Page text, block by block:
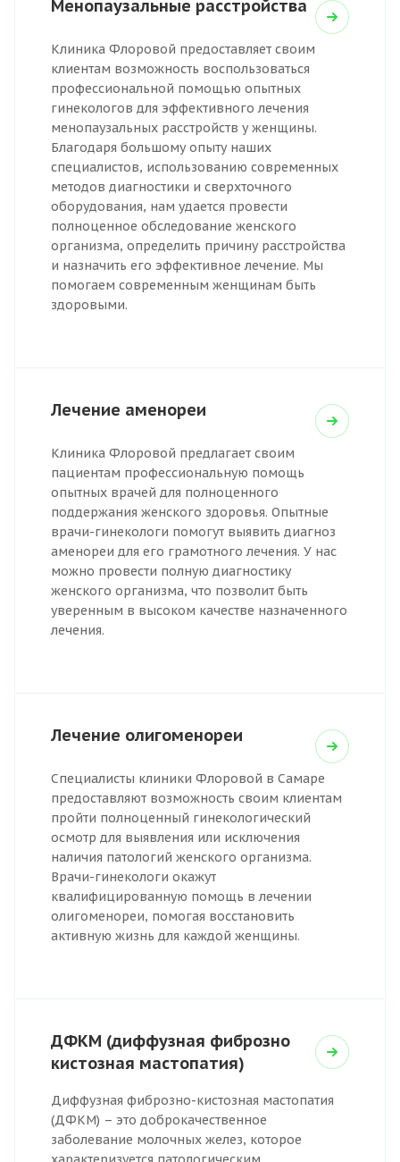
Менопаузальные расстройства
Клиника Флоровой предоставляет своим
клиентам возможность воспользоваться
профессиональной помощью опытных
гинекологов для эффективного лечения
менопаузальных расстройств у женщины.
Благодаря большому опыту наших
специалистов, использованию современных
методов диагностики и сверхточного
оборудования, нам удается провести
полноценное обследование женского
организма, определить причину расстройства
и назначить его эффективное лечение. Мы
помогаем современным женщинам быть
здоровыми.
Лечение аменореи
Клиника Флоровой предлагает своим
пациентам профессиональную помощь
опытных врачей для полноценного
поддержания женского здоровья. Опытные
врачи-гинекологи помогут выявить диагноз
аменореи для его грамотного лечения. У нас
можно провести полную диагностику
женского организма, что позволит быть
уверенным в высоком качестве назначенного
лечения.
Лечение олигоменореи
Специалисты клиники Флоровой в Самаре
предоставляют возможность своим клиентам
пройти полноценный гинекологический
осмотр для выявления или исключения
наличия патологий женского организма.
Врачи-гинекологи окажут
квалифицированную помощь в лечении
олигоменореи, помогая восстановить
активную жизнь для каждой женщины.
ДФКМ (диффузная фиброзно
кистозная мастопатия)
Диффузная фиброзно-кистозная мастопатия
(ДФКМ) – это доброкачественное
заболевание молочных желез, которое